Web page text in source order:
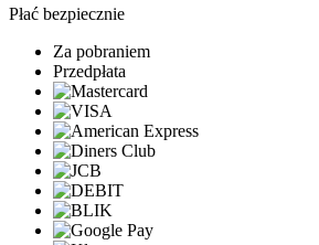
Płać bezpiecznie
Za pobraniem
Przedpłata